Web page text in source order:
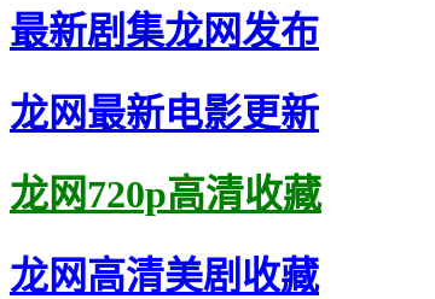
最新剧集龙网发布
龙网最新电影更新
龙网720p高清收藏
龙网高清美剧收藏